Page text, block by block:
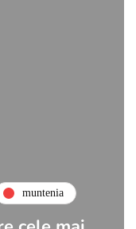
muntenia